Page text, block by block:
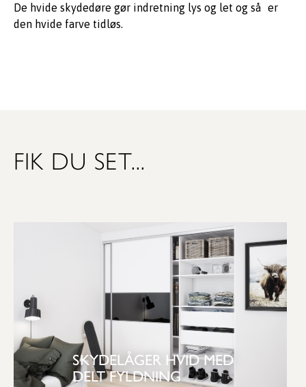
De hvide skydedøre gør indretning lys og let og så er
den hvide farve tidløs.
FIK DU SET...
SKYDELÅGER HVID MED
DELT FYLDNING